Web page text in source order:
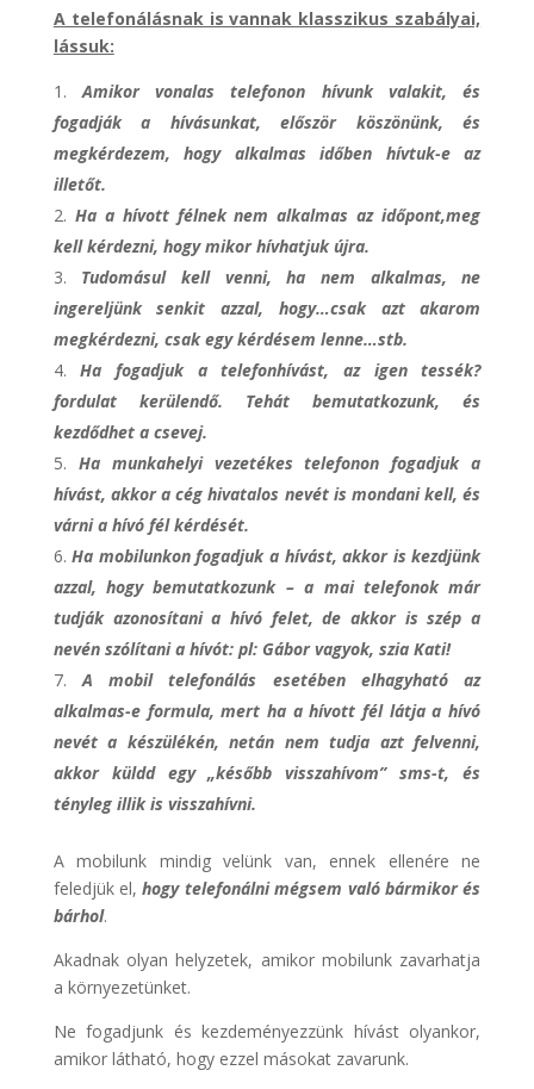
A telefonálásnak is vannak klasszikus szabályai,
lássuk:
Amikor vonalas telefonon hívunk valakit, és
fogadják a hívásunkat, először köszönünk, és
megkérdezem, hogy alkalmas időben hívtuk-e az
illetőt.
Ha a hívott félnek nem alkalmas az időpont,meg
kell kérdezni, hogy mikor hívhatjuk újra.
Tudomásul kell venni, ha nem alkalmas, ne
ingereljünk senkit azzal, hogy…csak azt akarom
megkérdezni, csak egy kérdésem lenne…stb.
Ha fogadjuk a telefonhívást, az igen tessék?
fordulat kerülendő. Tehát bemutatkozunk, és
kezdődhet a csevej.
Ha munkahelyi vezetékes telefonon fogadjuk a
hívást, akkor a cég hivatalos nevét is mondani kell, és
várni a hívó fél kérdését.
Ha mobilunkon fogadjuk a hívást, akkor is kezdjünk
azzal, hogy bemutatkozunk – a mai telefonok már
tudják azonosítani a hívó felet, de akkor is szép a
nevén szólítani a hívót: pl: Gábor vagyok, szia Kati!
A mobil telefonálás esetében elhagyható az
alkalmas-e formula, mert ha a hívott fél látja a hívó
nevét a készülékén, netán nem tudja azt felvenni,
akkor küldd egy „később visszahívom” sms-t, és
tényleg illik is visszahívni.
A mobilunk mindig velünk van, ennek ellenére ne
feledjük el,hogy telefonálni mégsem való bármikor és
bárhol.
Akadnak olyan helyzetek, amikor mobilunk zavarhatja
a környezetünket.
Ne fogadjunk és kezdeményezzünk hívást olyankor,
amikor látható, hogy ezzel másokat zavarunk.